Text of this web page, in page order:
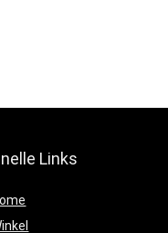
Links